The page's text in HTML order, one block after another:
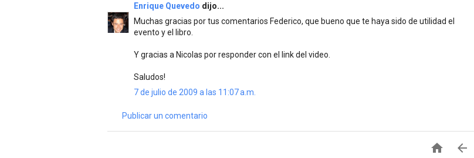
Enrique Quevedo dijo...
Muchas gracias por tus comentarios Federico, que bueno que te haya sido de utilidad el
evento y el libro.
Y gracias a Nicolas por responder con el link del video.
Saludos!
7 de julio de 2009 a las 11:07 a.m.
Publicar un comentario
 